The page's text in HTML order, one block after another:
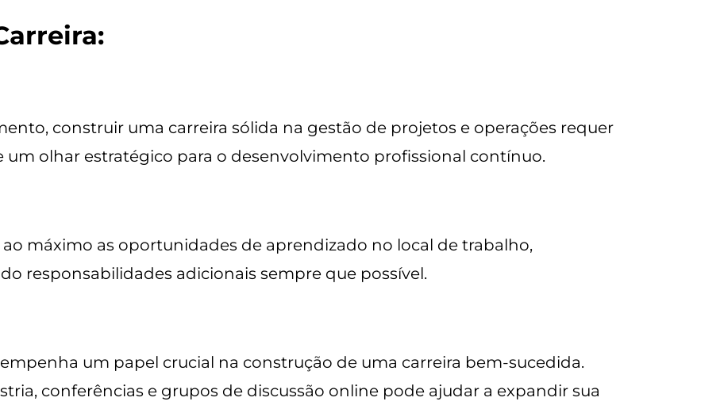
construir uma carreira sólida na gestão de projetos e operações requer
um olhar estratégico para o desenvolvimento profissional contínuo.
máximo as oportunidades de aprendizado no local de trabalho,
responsabilidades adicionais sempre que possível.
um papel crucial na construção de uma carreira bem-sucedida.
conferências e grupos de discussão online pode ajudar a expandir sua